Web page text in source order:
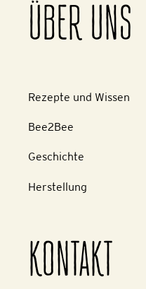
ÜBER UNS
Rezepte und Wissen
Bee2Bee
Geschichte
Herstellung
KONTAKT